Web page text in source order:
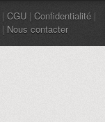
| CGU | Confidentialité |
| Nous contacter